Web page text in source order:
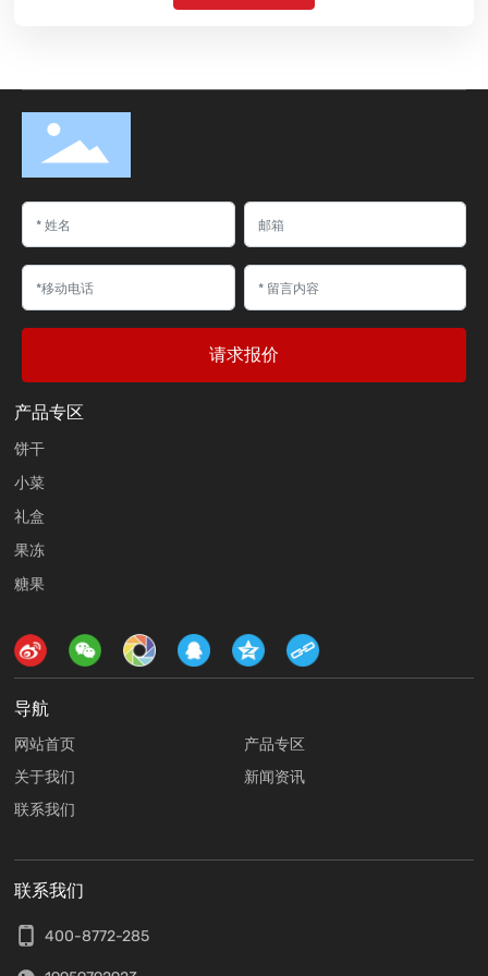
请求报价
产品专区
饼干
小菜
礼盒
果冻
糖果
导航
网站首页
产品专区
关于我们
新闻资讯
联系我们
联系我们
400-8772-285